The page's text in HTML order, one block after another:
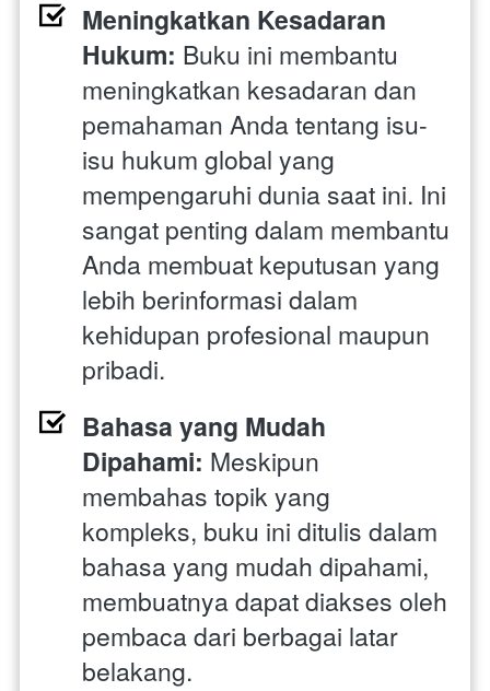
Meningkatkan Kesadaran
Hukum: Buku ini membantu
meningkatkan kesadaran dan
pemahaman Anda tentang isu-
isu hukum global yang
mempengaruhi dunia saat ini. Ini
sangat penting dalam membantu
Anda membuat keputusan yang
lebih berinformasi dalam
kehidupan profesional maupun
pribadi.
Bahasa yang Mudah
Dipahami: Meskipun
membahas topik yang
kompleks, buku ini ditulis dalam
bahasa yang mudah dipahami,
membuatnya dapat diakses oleh
pembaca dari berbagai latar
belakang.